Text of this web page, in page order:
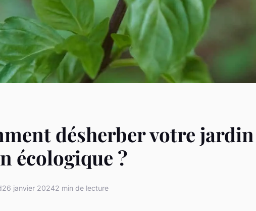
désherber votre
écologique ?
26 janvier 20242 min de lecture